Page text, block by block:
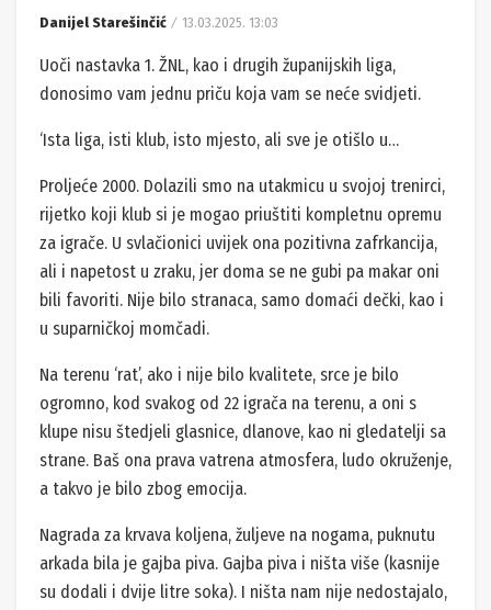
Danijel Starešinčić 13.03.2025. 13:03
Uoči nastavka 1. ŽNL, kao i drugih županijskih liga,
donosimo vam jednu priču koja vam se neće svidjeti.
‘Ista liga, isti klub, isto mjesto, ali sve je otišlo u…
Proljeće 2000. Dolazili smo na utakmicu u svojoj trenirci,
rijetko koji klub si je mogao priuštiti kompletnu opremu
za igrače. U svlačionici uvijek ona pozitivna zafrkancija,
ali i napetost u zraku, jer doma se ne gubi pa makar oni
bili favoriti. Nije bilo stranaca, samo domaći dečki, kao i
u suparničkoj momčadi.
Na terenu ‘rat’, ako i nije bilo kvalitete, srce je bilo
ogromno, kod svakog od 22 igrača na terenu, a oni s
klupe nisu štedjeli glasnice, dlanove, kao ni gledatelji sa
strane. Baš ona prava vatrena atmosfera, ludo okruženje,
a takvo je bilo zbog emocija.
Nagrada za krvava koljena, žuljeve na nogama, puknutu
arkada bila je gajba piva. Gajba piva i ništa više (kasnije
su dodali i dvije litre soka). I ništa nam nije nedostajalo,